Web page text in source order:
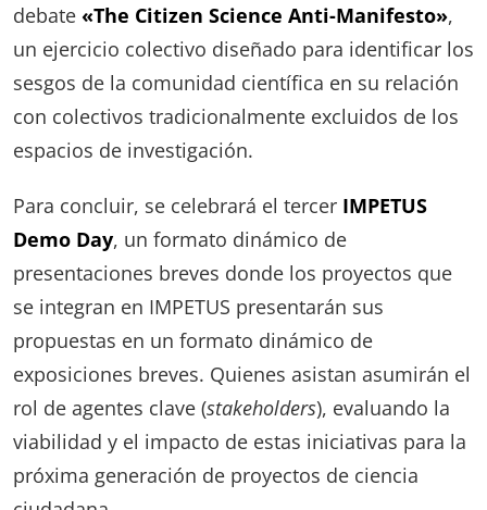
debate «The Citizen Science Anti-Manifesto»,
un ejercicio colectivo diseñado para identificar los
sesgos de la comunidad científica en su relación
con colectivos tradicionalmente excluidos de los
espacios de investigación.
Para concluir, se celebrará el tercer IMPETUS
Demo Day, un formato dinámico de
presentaciones breves donde los proyectos que
se integran en IMPETUS presentarán sus
propuestas en un formato dinámico de
exposiciones breves. Quienes asistan asumirán el
rol de agentes clave (stakeholders), evaluando la
viabilidad y el impacto de estas iniciativas para la
próxima generación de proyectos de ciencia